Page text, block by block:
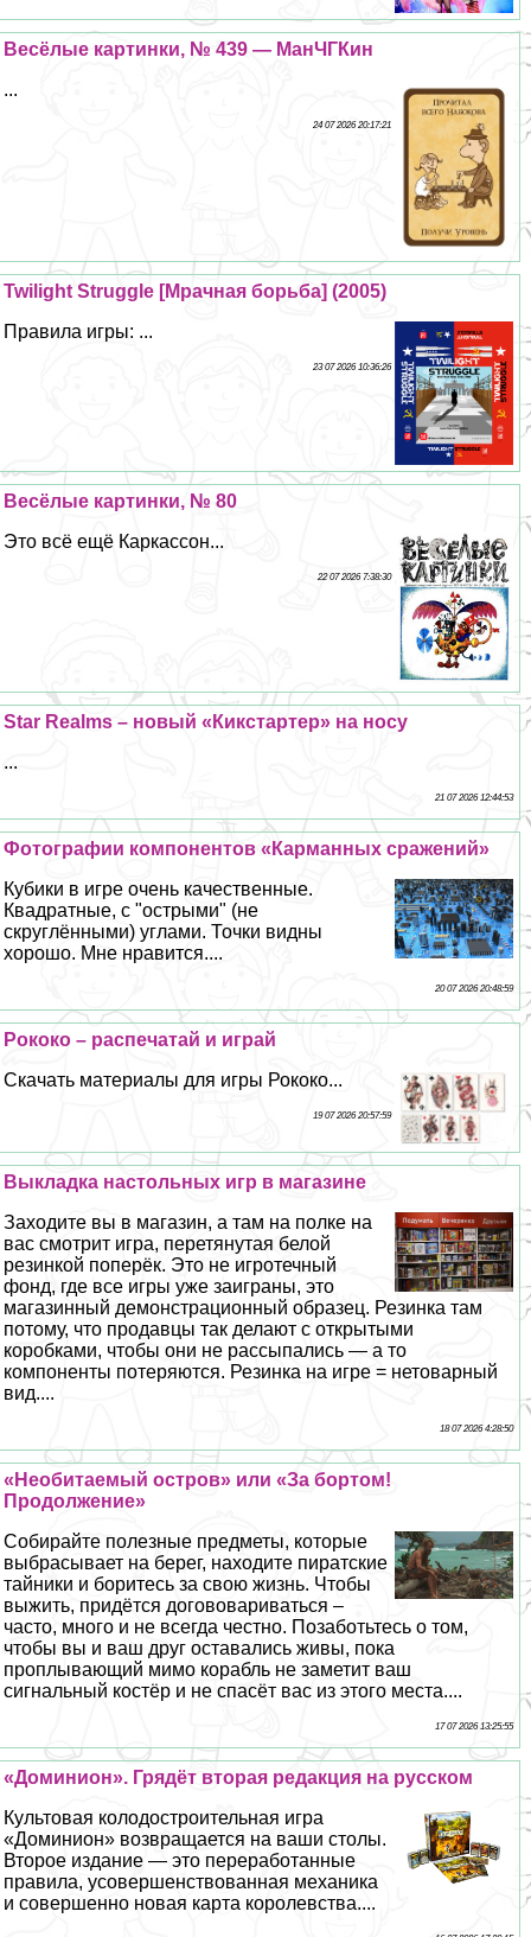
Весёлые картинки, № 439 — МанЧГКин
...
24 07 2026 20:17:21
Twilight Struggle [Мрачная борьба] (2005)
Правила игры: ...
23 07 2026 10:36:26
Весёлые картинки, № 80
Это всё ещё Каркассон...
22 07 2026 7:38:30
Star Realms – новый «Кикстартер» на носу
...
21 07 2026 12:44:53
Фотографии компонентов «Карманных сражений»
Кубики в игре очень качественные.
Квадратные, с "острыми" (не
скруглёнными) углами. Точки видны
хорошо. Мне нравится....
20 07 2026 20:48:59
Рококо – распечатай и играй
Скачать материалы для игры Рококо...
19 07 2026 20:57:59
Выкладка настольных игр в магазине
Заходите вы в магазин, а там на полке на
вас смотрит игра, перетянутая белой
резинкой поперёк. Это не игротечный
фонд, где все игры уже заиграны, это
магазинный демонстрационный образец. Резинка там
потому, что продавцы так делают с открытыми
коробками, чтобы они не рассыпались — а то
компоненты потеряются. Резинка на игре = нетоварный
вид....
18 07 2026 4:28:50
«Необитаемый остров» или «За бортом!
Продолжение»
Собирайте полезные предметы, которые
выбрасывает на берег, находите пиратские
тайники и боритесь за свою жизнь. Чтобы
выжить, придётся догововариваться –
часто, много и не всегда честно. Позаботьтесь о том,
чтобы вы и ваш друг оставались живы, пока
проплывающий мимо корабль не заметит ваш
сигнальный костёр и не спасёт вас из этого места....
17 07 2026 13:25:55
«Доминион». Грядёт вторая редакция на русском
Культовая колодостроительная игра
«Доминион» возвращается на ваши столы.
Второе издание — это переработанные
правила, усовершенствованная механика
и совершенно новая карта королевства....